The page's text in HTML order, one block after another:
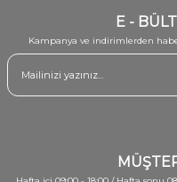
E -
Kampanya ve indirimlerden